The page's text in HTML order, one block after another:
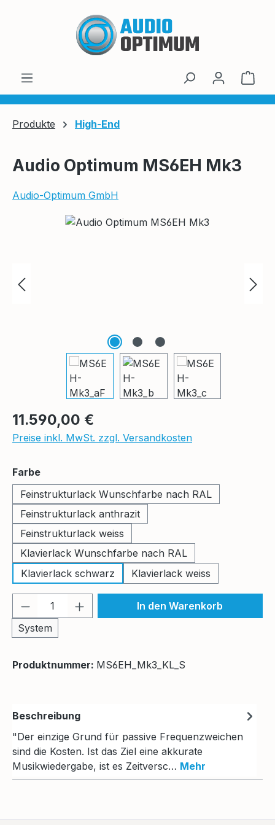
Zum Hauptinhalt springen
Produkte High-End
Audio Optimum MS6EH Mk3
Audio-Optimum GmbH
Bildergalerie überspringen
Regulärer Preis:
11.590,00 €
Preise inkl. MwSt. zzgl. Versandkosten
Farbeauswählen
Feinstrukturlack Wunschfarbe nach RAL
Feinstrukturlack anthrazit
Feinstrukturlack weiss
Klavierlack Wunschfarbe nach RAL
Klavierlack schwarz
Klavierlack weiss
Produkt Anzahl: Gib den
System
In den Warenkorb
Produktnummer: MS6EH_Mk3_KL_S
Beschreibung
"Der einzige Grund für passive Frequenzweichen
sind die Kosten. Ist das Ziel eine akkurate
Musikwiedergabe, ist es Zeitversc… Mehr